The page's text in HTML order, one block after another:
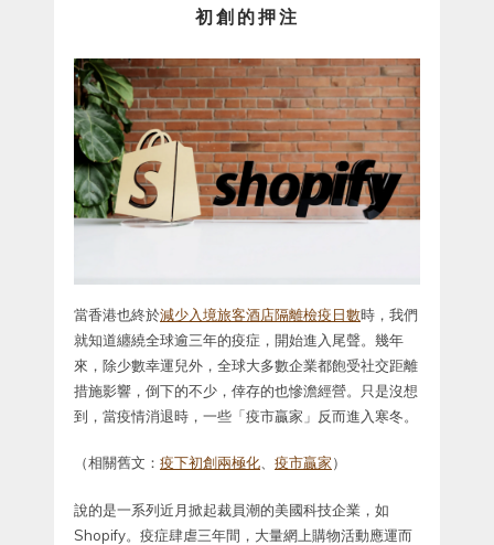
初創的押注
當香港也終於減少入境旅客酒店隔離檢疫日數時，我們
就知道纏繞全球逾三年的疫症，開始進入尾聲。幾年
來，除少數幸運兒外，全球大多數企業都飽受社交距離
措施影響，倒下的不少，倖存的也慘澹經營。只是沒想
到，當疫情消退時，一些「疫市贏家」反而進入寒冬。
（相關舊文： 疫下初創兩極化、 疫市贏家）
說的是一系列近月掀起裁員潮的美國科技企業，如
Shopify。疫症肆虐三年間，大量網上購物活動應運而